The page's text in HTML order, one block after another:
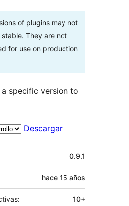
of plugins may not
stable. They are not
for use on production
a specific version to
Descargar
0.9.1
hace 15 años
10+